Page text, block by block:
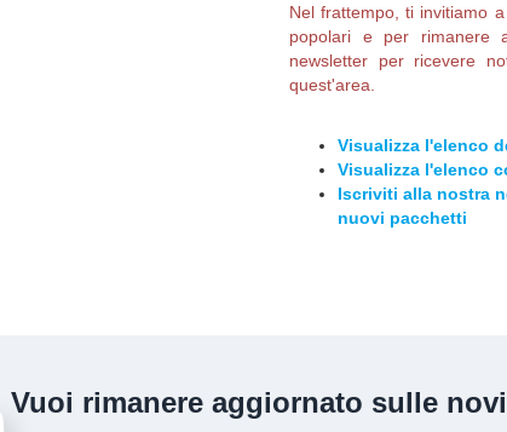
Nel frattempo, ti invitiamo
popolari e per rimanere
newsletter per ricevere
quest'area.
Visualizza l'elenco
Visualizza l'elenco
Iscriviti alla nostra
nuovi pacchetti
Vuoi rimanere aggiornato sulle